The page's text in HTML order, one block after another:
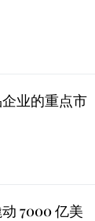
业的重点市
7000 亿美